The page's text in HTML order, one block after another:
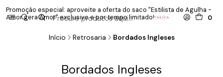
0
Promoção especial: aproveite a oferta do saco "Estilista de Agulha -
Amor gera Amor" exclusivo e por tempo limitado!
Início Retrosaria Bordados Ingleses
Bordados Ingleses